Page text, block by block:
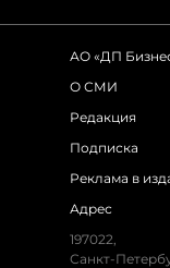
АО «ДП
О СМИ
Редакция
Подписка
Реклама в
Адрес
197022,
Санкт-